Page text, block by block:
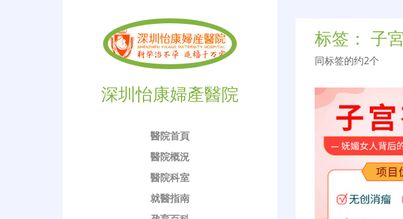
深圳怡康婦產醫院
醫院首頁
醫院概況
醫院科室
就醫指南
标签： 子
同标签的约2个